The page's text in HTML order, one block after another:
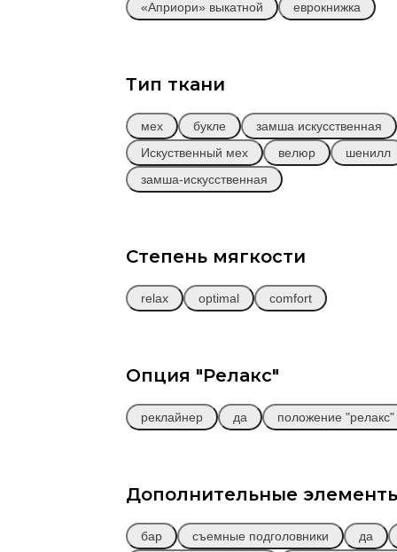
«Априори» выкатной
еврокнижка
Тип ткани
мех букле замша искусственная
Искуственный мех
велюр
шенилл
замша-искусственная
Степень мягкости
relax optimal comfort
Опция "Релакс"
реклайнер да положение "релакс"
Дополнительные
бар съемные подголовники да
Прямой